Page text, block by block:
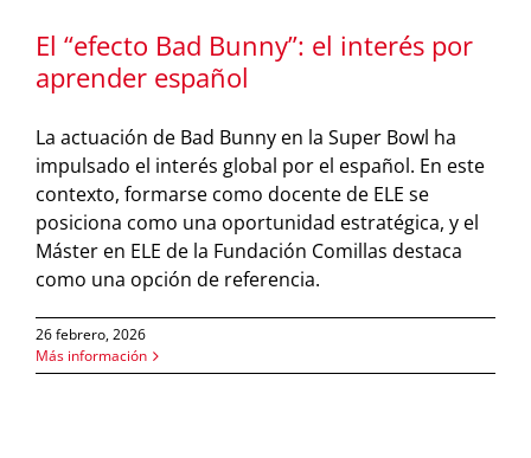
El “efecto Bad Bunny”: el interés por
aprender español
La actuación de Bad Bunny en la Super Bowl ha
impulsado el interés global por el español. En este
contexto, formarse como docente de ELE se
posiciona como una oportunidad estratégica, y el
Máster en ELE de la Fundación Comillas destaca
como una opción de referencia.
26 febrero, 2026
Más información